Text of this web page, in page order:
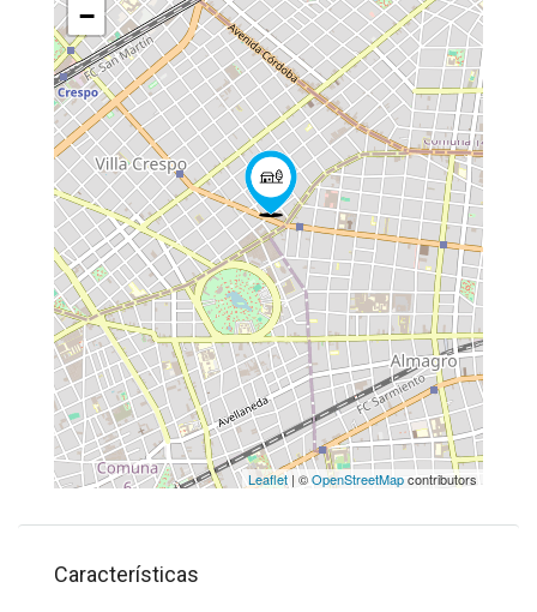
−
Leaflet | ©OpenStreetMapcontributors
Características